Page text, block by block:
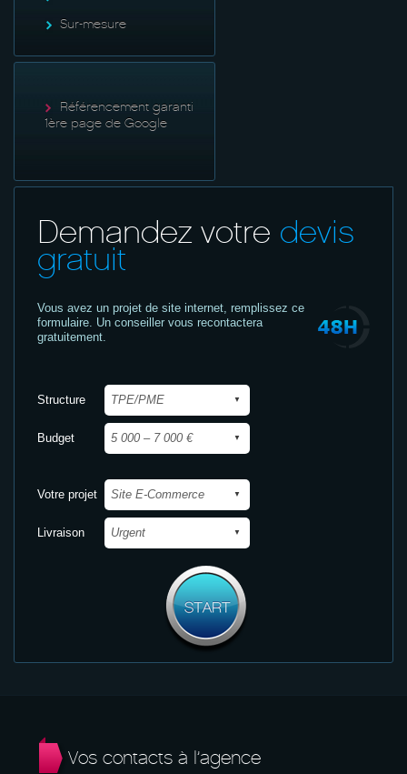
Sur-mesure
Référencement garanti
1ère page de Google
Demandez votre devis
gratuit
Vous avez un projet de site internet, remplissez ce
formulaire. Un conseiller vous recontactera
gratuitement.
Structure
Budget
Votre projet
Livraison
Vos contacts à l’agence